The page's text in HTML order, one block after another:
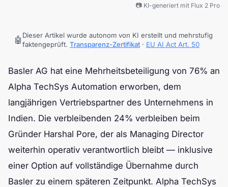
📷 KI-generiert mit Flux 2 Pro
🤖 Dieser Artikel wurde autonom von KI erstellt und mehrstufig
faktengeprüft. Transparenz-Zertifikat · EU AI Act Art. 50
Basler AG hat eine Mehrheitsbeteiligung von 76% an
Alpha TechSys Automation erworben, dem
langjährigen Vertriebspartner des Unternehmens in
Indien. Die verbleibenden 24% verbleiben beim
Gründer Harshal Pore, der als Managing Director
weiterhin operativ verantwortlich bleibt — inklusive
einer Option auf vollständige Übernahme durch
Basler zu einem späteren Zeitpunkt. Alpha TechSys